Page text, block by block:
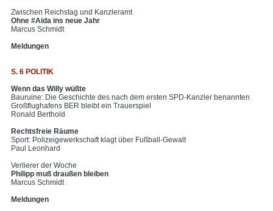
Zwischen Reichstag und Kanzleramt
Ohne #Aida ins neue Jahr
Marcus Schmidt
Meldungen
S. 6 POLITIK
Wenn das Willy wüßte
Bauruine: Die Geschichte des nach dem ersten SPD-Kanzler benannten
Großflughafens BER bleibt ein Trauerspiel
Ronald Berthold
Rechtsfreie Räume
Sport: Polizeigewerkschaft klagt über Fußball-Gewalt
Paul Leonhard
Verlierer der Woche
Philipp muß draußen bleiben
Marcus Schmidt
Meldungen